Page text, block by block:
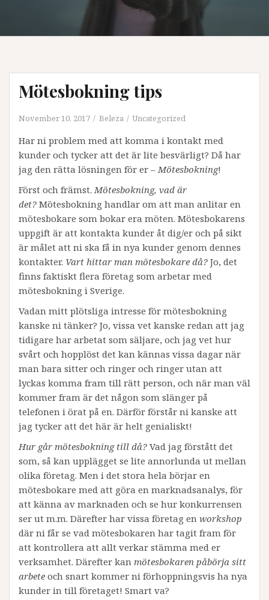
Mötesbokning tips
November 10, 2017 Beleza Uncategorized
Har ni problem med att komma i kontakt med
kunder och tycker att det är lite besvärligt? Då har
jag den rätta lösningen för er –Mötesbokning!
Först och främst. Mötesbokning, vad är
det? Mötesbokning handlar om att man anlitar en
mötesbokare som bokar era möten. Mötesbokarens
uppgift är att kontakta kunder åt dig/er och på sikt
är målet att ni ska få in nya kunder genom dennes
kontakter. Vart hittar man mötesbokare då? Jo, det
finns faktiskt flera företag som arbetar med
mötesbokning i Sverige.
Vadan mitt plötsliga intresse för mötesbokning
kanske ni tänker? Jo, vissa vet kanske redan att jag
tidigare har arbetat som säljare, och jag vet hur
svårt och hopplöst det kan kännas vissa dagar när
man bara sitter och ringer och ringer utan att
lyckas komma fram till rätt person, och när man väl
kommer fram är det någon som slänger på
telefonen i örat på en. Därför förstår ni kanske att
jag tycker att det här är helt genialiskt!
Hur går mötesbokning till då? Vad jag förstått det
som, så kan upplägget se lite annorlunda ut mellan
olika företag. Men i det stora hela börjar en
mötesbokare med att göra en marknadsanalys, för
att känna av marknaden och se hur konkurrensen
ser ut m.m. Därefter har vissa företag en workshop
där ni får se vad mötesbokaren har tagit fram för
att kontrollera att allt verkar stämma med er
verksamhet. Därefter kan mötesbokaren påbörja sitt
arbete och snart kommer ni förhoppningsvis ha nya
kunder in till företaget! Smart va?